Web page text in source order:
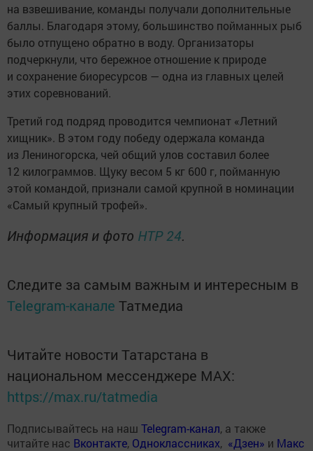
на взвешивание, команды получали дополнительные
баллы. Благодаря этому, большинство пойманных рыб
было отпущено обратно в воду. Организаторы
подчеркнули, что бережное отношение к природе
и сохранение биоресурсов — одна из главных целей
этих соревнований.
Третий год подряд проводится чемпионат «Летний
хищник». В этом году победу одержала команда
из Лениногорска, чей общий улов составил более
12 килограммов. Щуку весом 5 кг 600 г, пойманную
этой командой, признали самой крупной в номинации
«Самый крупный трофей».
Информация и фото НТР 24.
Следите за самым важным и интересным в
Telegram-канале Татмедиа
Читайте новости Татарстана в
национальном мессенджере MАХ:
https://max.ru/tatmedia
Подписывайтесь на наш Telegram-канал, а также
читайте нас Вконтакте, Одноклассниках, «Дзен» и Макс